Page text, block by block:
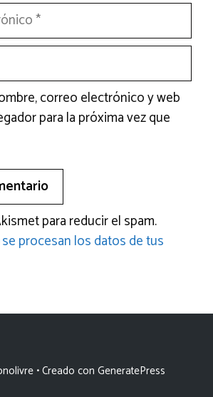
correo electrónico y web
para la próxima vez que
para reducir el spam.
procesan los datos de tus
• Creado con GeneratePress